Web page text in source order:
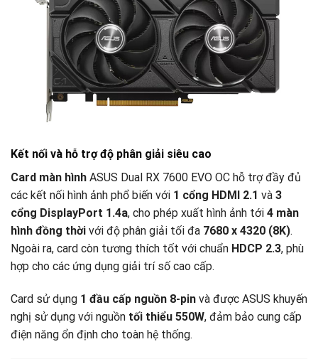
Kết nối và hỗ trợ độ phân giải siêu cao
Card màn hình ASUS Dual RX 7600 EVO OC hỗ trợ đầy đủ
các kết nối hình ảnh phổ biến với 1 cổng HDMI 2.1 và 3
cổng DisplayPort 1.4a, cho phép xuất hình ảnh tới 4 màn
hình đồng thời với độ phân giải tối đa 7680 x 4320 (8K).
Ngoài ra, card còn tương thích tốt với chuẩn HDCP 2.3, phù
hợp cho các ứng dụng giải trí số cao cấp.
Card sử dụng 1 đầu cấp nguồn 8-pin và được ASUS khuyến
nghị sử dụng với nguồn tối thiểu 550W, đảm bảo cung cấp
điện năng ổn định cho toàn hệ thống.